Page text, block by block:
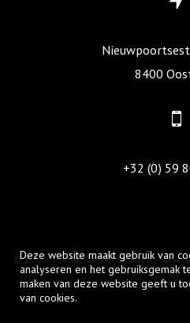
8400
+32 (0) 59
© 2026 - Immobiliën Brouckaert -
policy
Deze website maakt gebruik van
analyseren en het gebruiksgemak
maken van deze website geeft u
van cookies.